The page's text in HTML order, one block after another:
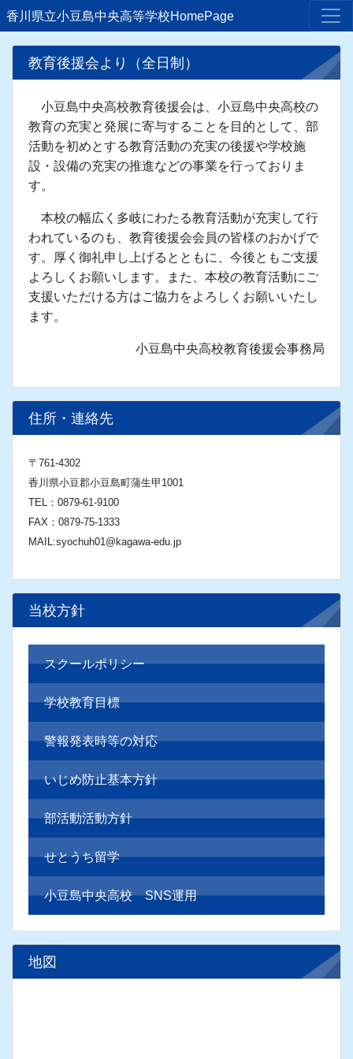
香川県立小豆島中央高等学校HomePage
教育後援会より（全日制）
小豆島中央高校教育後援会は、小豆島中央高校の
教育の充実と発展に寄与することを目的として、部
活動を初めとする教育活動の充実の後援や学校施
設・設備の充実の推進などの事業を行っておりま
す。
本校の幅広く多岐にわたる教育活動が充実して行
われているのも、教育後援会会員の皆様のおかげで
す。厚く御礼申し上げるとともに、今後ともご支援
よろしくお願いします。また、本校の教育活動にご
支援いただける方はご協力をよろしくお願いいたし
ます。
小豆島中央高校教育後援会事務局
住所・連絡先
〒761-4302
香川県小豆郡小豆島町蒲生甲1001
TEL：0879-61-9100
FAX：0879-75-1333
MAIL:syochuh01@kagawa-edu.jp
当校方針
スクールポリシー
学校教育目標
警報発表時等の対応
いじめ防止基本方針
部活動活動方針
せとうち留学
小豆島中央高校 SNS運用
地図